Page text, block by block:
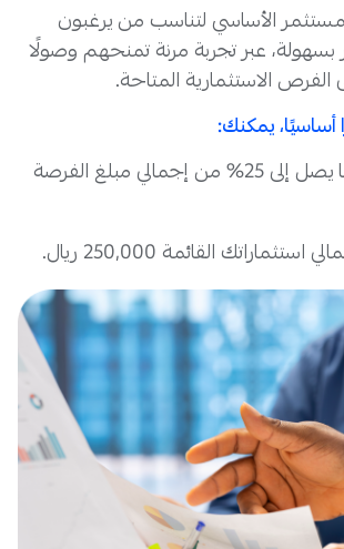
الأساسي لتناسب من يرغبون
بسهولة، عبر تجربة مرنة تمنحهم وصولًا
الفرص الاستثمارية المتاحة.
يمكنك:
الاستثمار بما يصل إلى 25% من إجمالي مبلغ الفرصة
القائمة 250,000 ريال.